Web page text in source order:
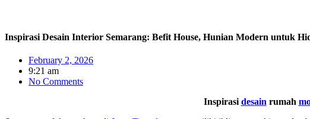
Inspirasi Desain Interior Semarang: Befit House, Hunian Modern untuk
February 2, 2026
9:21 am
No Comments
Inspirasi desain rumah